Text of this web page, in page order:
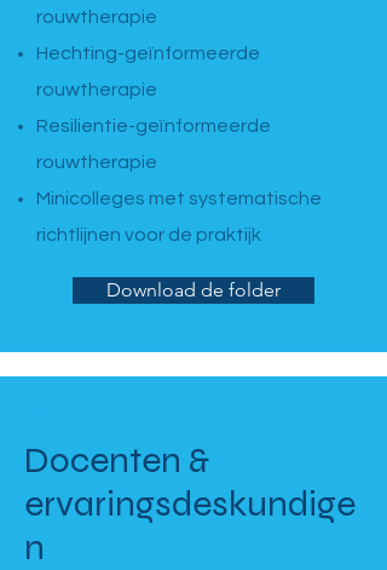
rouwtherapie
Hechting-geïnformeerde
rouwtherapie
Resilientie-geïnformeerde
rouwtherapie
Minicolleges met systematische
richtlijnen voor de praktijk
Download de folder
Docenten &
ervaringsdeskundige
n